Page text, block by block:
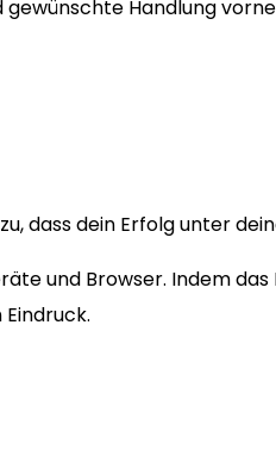
Handlung
dass dein Erfolg unter
und Browser. Indem